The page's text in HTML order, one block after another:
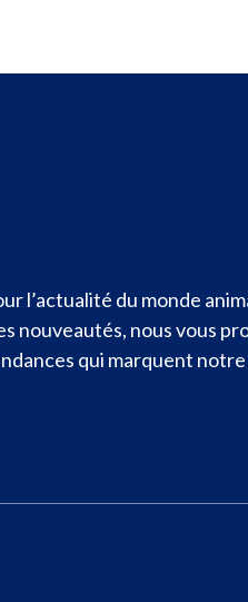
l’actualité du monde
nouveautés, nous vous
qui marquent